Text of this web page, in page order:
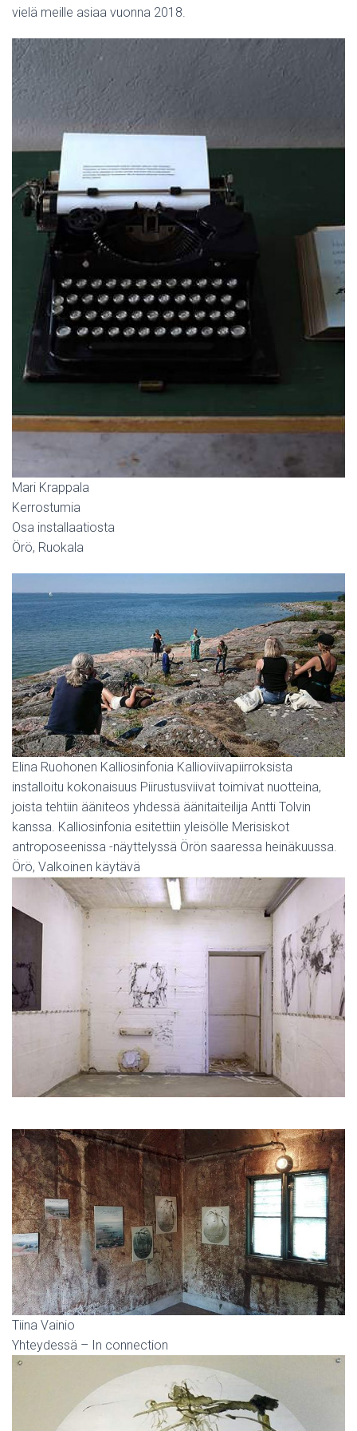
vielä meille asiaa vuonna 2018.
Mari Krappala
Kerrostumia
Osa installaatiosta
Örö, Ruokala
Elina Ruohonen Kalliosinfonia Kallioviivapiirroksista
installoitu kokonaisuus Piirustusviivat toimivat nuotteina,
joista tehtiin ääniteos yhdessä äänitaiteilija Antti Tolvin
kanssa. Kalliosinfonia esitettiin yleisölle Merisiskot
antroposeenissa -näyttelyssä Örön saaressa heinäkuussa.
Örö, Valkoinen käytävä
Tiina Vainio
Yhteydessä – In connection